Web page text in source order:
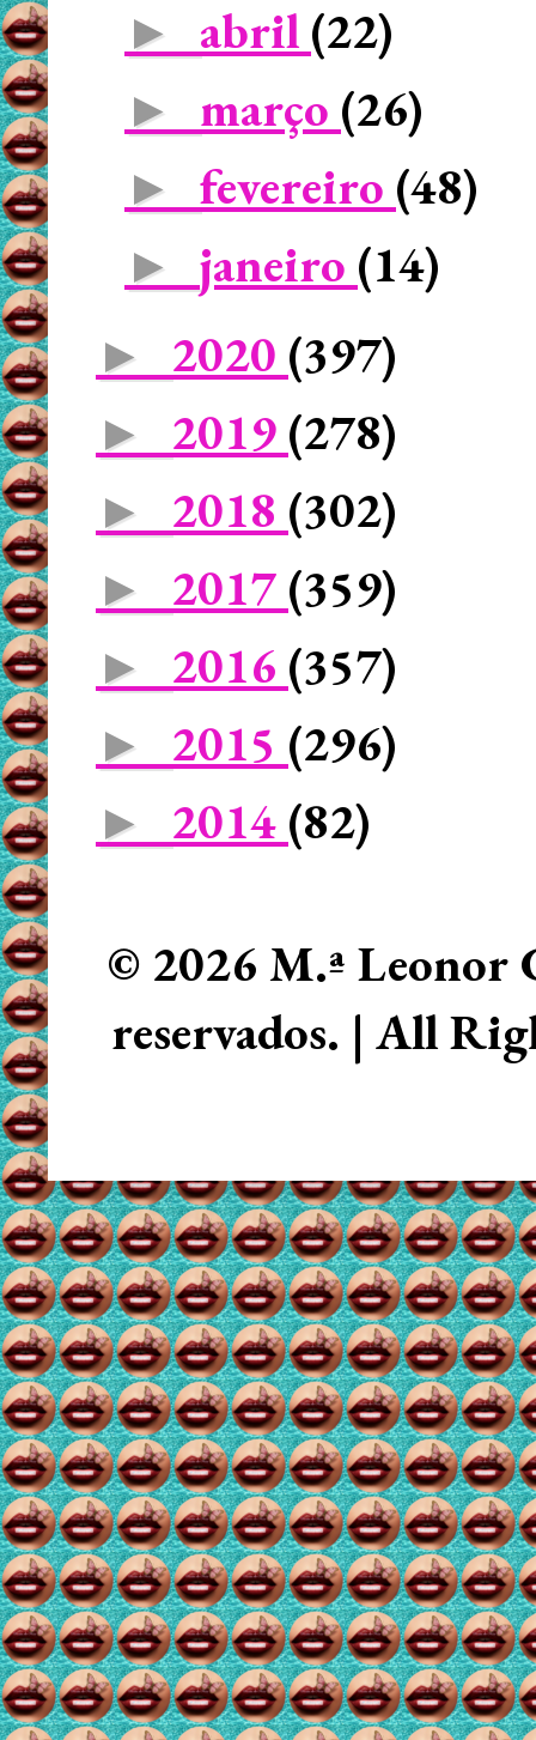
► abril (22)
► março (26)
► fevereiro (48)
► janeiro (14)
► 2020 (397)
► 2019 (278)
► 2018 (302)
► 2017 (359)
► 2016 (357)
► 2015 (296)
► 2014 (82)
© 2026 M.ª Leonor
reservados. | All